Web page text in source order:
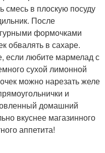
смесь в плоскую посуду
После
формочками
обвалять в сахаре.
если любите мармелад с
сухой лимонной
можно нарезать желе
и
домашний
вкуснее магазинного
аппетита!